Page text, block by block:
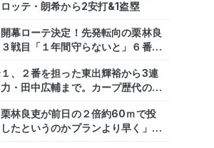
ッテ・朗希から2安打&1盗塁
開幕ローテ決定！先発転向の栗林良
戦目「１年間守らないと」６番手
、２番を担った東出輝裕から3連
・田中広輔まで。カープ歴代のシ
栗林良吏が前日の２倍約60ｍで投
たというのかプランより早く」自